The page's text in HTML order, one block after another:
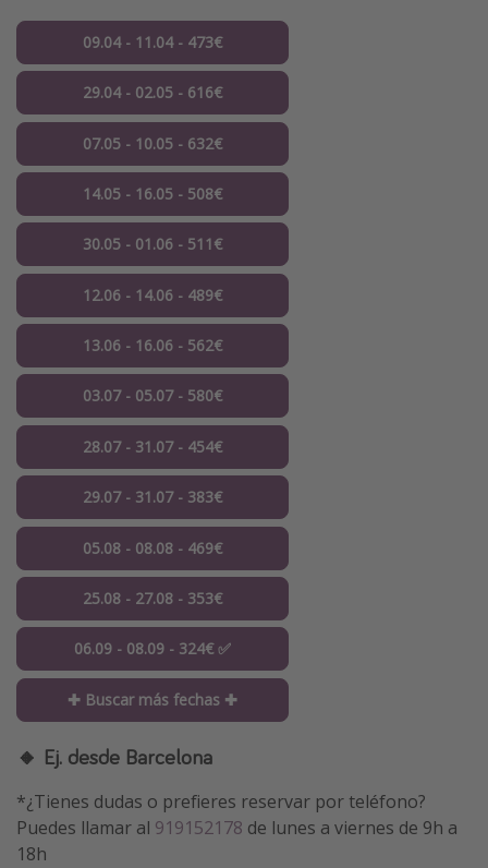
09.04 - 11.04 - 473€
29.04 - 02.05 - 616€
07.05 - 10.05 - 632€
14.05 - 16.05 - 508€
30.05 - 01.06 - 511€
12.06 - 14.06 - 489€
13.06 - 16.06 - 562€
03.07 - 05.07 - 580€
28.07 - 31.07 - 454€
29.07 - 31.07 - 383€
05.08 - 08.08 - 469€
25.08 - 27.08 - 353€
06.09 - 08.09 - 324€ ✅
✚ Buscar más fechas ✚
🔸 Ej. desde Barcelona
*¿Tienes dudas o prefieres reservar por teléfono?
Puedes llamar al 919152178 de lunes a viernes de 9h a
18h